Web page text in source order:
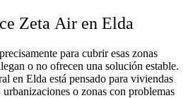
Zeta Air en Elda
para cubrir esas zonas
o no ofrecen una solución estable.
en Elda está pensado para viviendas
urbanizaciones o zonas con problemas